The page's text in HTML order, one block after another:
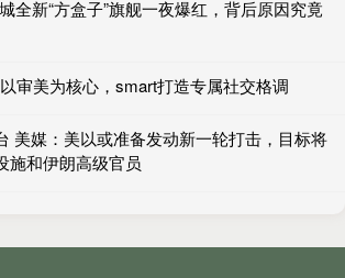
全新“方盒子”旗舰一夜爆红，背后原因究竟
审美为核心，smart打造专属社交格调
美媒：美以或准备发动新一轮打击，目标将
施和伊朗高级官员